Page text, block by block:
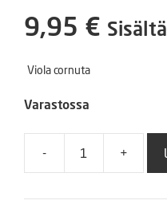
9,95 €
Viola cornuta
Varastossa
-
True
+